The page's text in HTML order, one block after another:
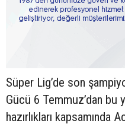
Süper Lig’de son
Gücü 6 Temmuz’dan
hazırlıkları kapsamında